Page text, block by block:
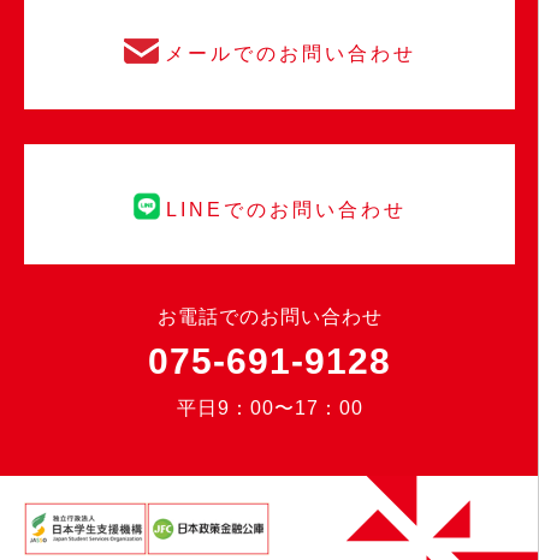
メールでのお問い合わせ
LINEでのお問い合わせ
お電話でのお問い合わせ
075-691-9128
平日9：00〜17：00